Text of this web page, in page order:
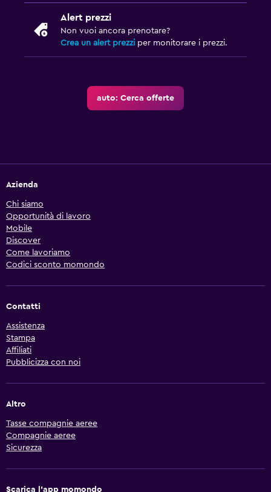
Alert prezzi
Non vuoi ancora prenotare?
Crea un alert prezzi per monitorare i prezzi.
auto: Cerca offerte
Azienda
Chi siamo
Opportunità di lavoro
Mobile
Discover
Come lavoriamo
Codici sconto momondo
Contatti
Assistenza
Stampa
Affiliati
Pubblicizza con noi
Altro
Tasse compagnie aeree
Compagnie aeree
Sicurezza
Scarica l'app momondo